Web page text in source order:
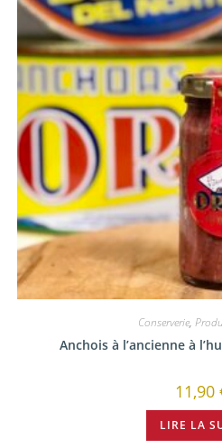
Conserverie,
Anchois à l’ancienne à
11,90
LIRE LA